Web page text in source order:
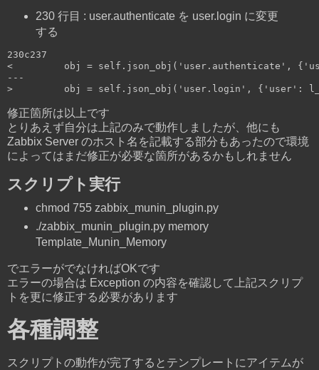
230 行目 : user.authenticate を user.login に変更
する
230c237
<         obj = self.json_obj('user.authenticate',
---
>         obj = self.json_obj('user.login', {'user':
修正箇所は以上です
とりあえず自分は上記のみで動作しましたが、他にも
Zabbix Server のホスト名を記載する部分もあったので環境
によってはまだ修正が必要な箇所があるかもしれません
スクリプト実行
chmod 755 zabbix_munin_plugin.py
./zabbix_munin_plugin.py memory
Template_Munin_Memory
でエラーがでなければOKです
エラーの場合は Exception の内容を確認して上記スクリプ
トを更に修正する必要があります
各種調整
スクリプトの動作が完了するとテンプレートにアイテムが